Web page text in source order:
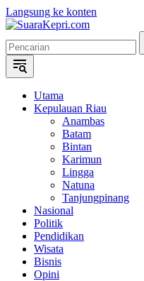
Langsung ke konten
Utama
Kepulauan Riau
Anambas
Batam
Bintan
Karimun
Lingga
Natuna
Tanjungpinang
Nasional
Politik
Pendidikan
Wisata
Bisnis
Opini